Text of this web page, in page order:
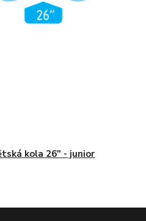
kola 26" - junior